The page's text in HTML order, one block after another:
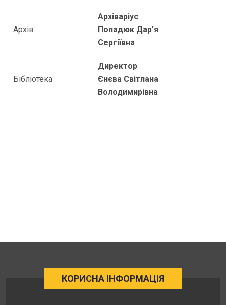
Архів
Архіваріус
Попадюк Дар’я
Сергіївна
Бібліотека
Директор
Єнєва Світлана
Володимирівна
КОРИСНА ІНФОРМАЦІЯ